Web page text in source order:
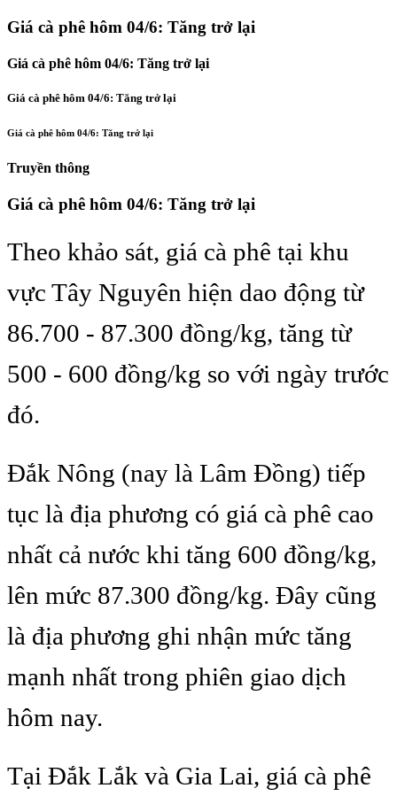
Giá cà phê hôm 04/6: Tăng trở lại
Giá cà phê hôm 04/6: Tăng trở lại
Giá cà phê hôm 04/6: Tăng trở lại
Giá cà phê hôm 04/6: Tăng trở lại
Truyền thông
Giá cà phê hôm 04/6: Tăng trở lại
Theo khảo sát, giá cà phê tại khu
vực Tây Nguyên hiện dao động từ
86.700 - 87.300 đồng/kg, tăng từ
500 - 600 đồng/kg so với ngày trước
đó.
Đắk Nông (nay là Lâm Đồng) tiếp
tục là địa phương có giá cà phê cao
nhất cả nước khi tăng 600 đồng/kg,
lên mức 87.300 đồng/kg. Đây cũng
là địa phương ghi nhận mức tăng
mạnh nhất trong phiên giao dịch
hôm nay.
Tại Đắk Lắk và Gia Lai, giá cà phê